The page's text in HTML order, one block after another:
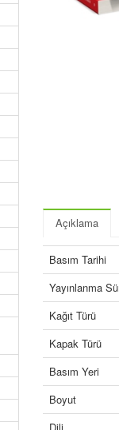
Açıklama
Basım Tarihi
Yayınlanma
Kağıt Türü
Kapak Türü
Basım Yeri
Boyut